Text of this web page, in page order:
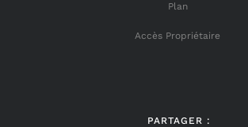
Plan
Accès Propriétaire
PARTAGER :